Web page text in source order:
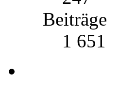
Beiträge
1 651